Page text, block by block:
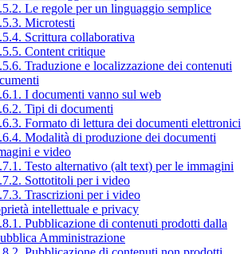
Le regole per un linguaggio semplice
Microtesti
Scrittura collaborativa
Content critique
Traduzione e localizzazione dei contenuti
I documenti vanno sul web
Tipi di documenti
Formato di lettura dei documenti elettronici
Modalità di produzione dei documenti
e video
Testo alternativo (alt text) per le immagini
Sottotitoli per i video
Trascrizioni per i video
intellettuale e privacy
Pubblicazione di contenuti prodotti dalla
Amministrazione